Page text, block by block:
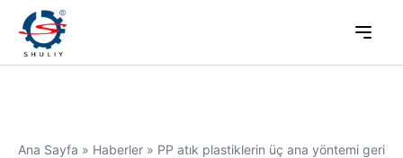
Ana Sayfa » Haberler » PP atık plastiklerin üç ana yöntemi geri